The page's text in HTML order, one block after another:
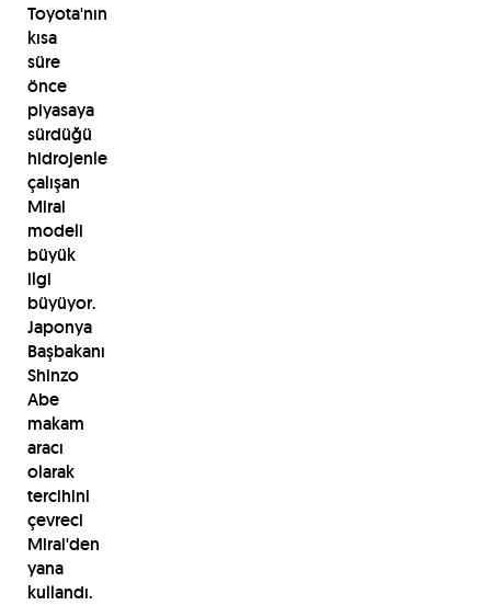
Toyota'nın
kısa
süre
önce
piyasaya
sürdüğü
hidrojenle
çalışan
Mirai
modeli
büyük
ilgi
büyüyor.
Japonya
Başbakanı
Shinzo
Abe
makam
aracı
olarak
tercihini
çevreci
Mirai'den
yana
kullandı.